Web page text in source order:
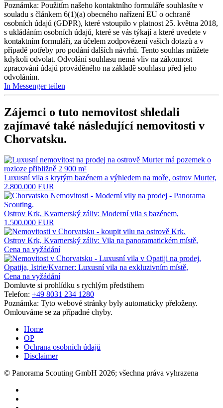
Poznámka: Použitím našeho kontaktního formuláře souhlasíte v
souladu s článkem 6(1)(a) obecného nařízení EU o ochraně
osobních údajů (GDPR), které vstoupilo v platnost 25. května 2018,
s ukládáním osobních údajů, které se vás týkají a které uvedete v
kontaktním formuláři, za účelem zodpovězení vašich dotazů a v
případě potřeby pro podání dalších návrhů. Tento souhlas můžete
kdykoli odvolat. Odvolání souhlasu nemá vliv na zákonnost
zpracování údajů prováděného na základě souhlasu před jeho
odvoláním.
In Messenger teilen
Zájemci o tuto nemovitost shledali
zajímavé také následující nemovitosti v
Chorvatsku.
Luxusní vila s krytým bazénem a výhledem na moře, ostrov Murter,
2.800.000 EUR
Ostrov Krk, Kvarnerský záliv: Moderní vila s bazénem,
1.500.000 EUR
Ostrov Krk, Kvarnerský záliv: Vila na panoramatickém místě,
Cena na vyžádání
Opatija, Istrie/Kvarner: Luxusní vila na exkluzivním místě,
Cena na vyžádání
Domluvte si prohlídku s rychlým předstihem
Telefon: +49 8031 234 1280
Poznámka: Tyto webové stránky byly automaticky přeloženy.
Omlouváme se za případné chyby.
Home
OP
Ochrana osobních údajů
Disclaimer
© Panorama Scouting GmbH 2026; všechna práva vyhrazena